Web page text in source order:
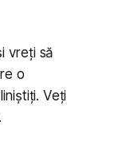
vreți să
o
Veți